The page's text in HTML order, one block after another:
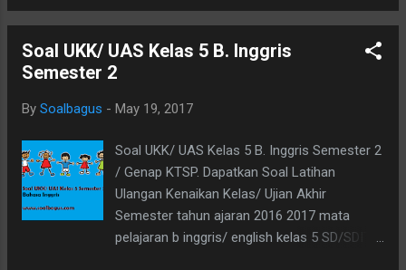
Kurikulum 2013 Kumpulan Soal UKK Kelas 1
adalah Soal UAS B. Sunda Kls 5 Smt II yang
bisa didapatkan, yaitu: Demikianlah lanjutan
khususnya soal ukk b sunda diatas, semoga
Soal UKK/ UAS Kelas 5 B. Inggris
Semester 2
By Soalbagus - May 19, 2017
Soal UKK/ UAS Kelas 5 B. Inggris Semester 2
/ Genap KTSP. Dapatkan Soal Latihan
Ulangan Kenaikan Kelas/ Ujian Akhir
Semester tahun ajaran 2016 2017 mata
pelajaran b inggris/ english kelas 5 SD/SDIT/